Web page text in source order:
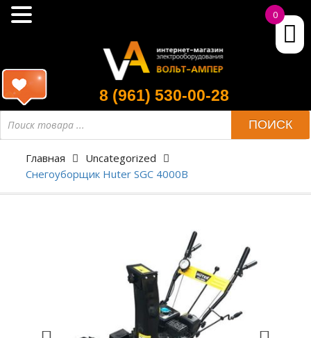
8 (961) 530-00-28
ПОИСК
Главная
Uncategorized
Снегоуборщик Huter SGC 4000B
0